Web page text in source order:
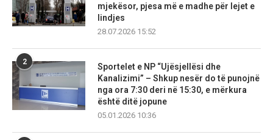
mjekësor, pjesa më e madhe për lejet e
lindjes
28.07.2026 15:52
2
Sportelet e NP “Ujësjellësi dhe
Kanalizimi” – Shkup nesër do të punojnë
nga ora 7:30 deri në 15:30, e mërkura
është ditë jopune
05.01.2026 10:36